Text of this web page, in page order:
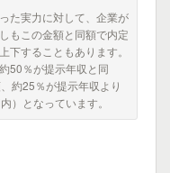
た実力に対して、企業が
もこの金額と同額で内定
下することもあります。
50％が提示年収と同
約25％が提示年収より
）となっています。